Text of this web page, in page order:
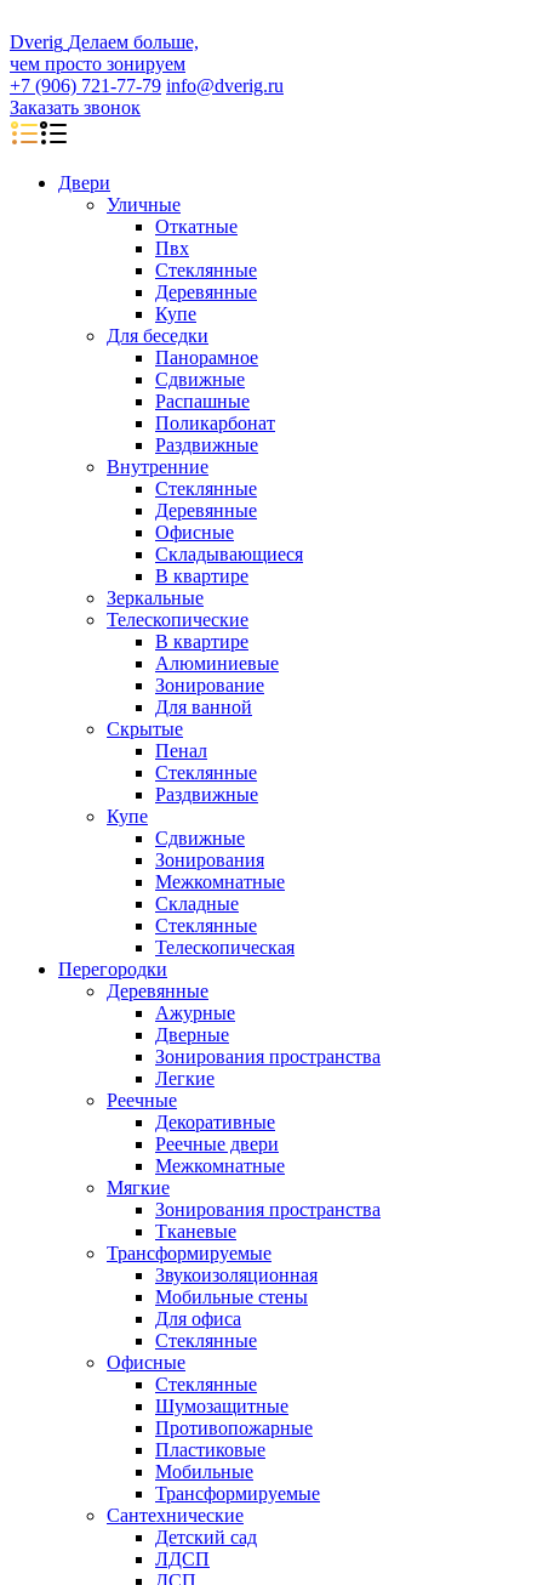
Dverig Делаем больше,
чем просто зонируем
+7 (906) 721-77-79 info@dverig.ru
Заказать звонок
Двери
Уличные
Откатные
Пвх
Стеклянные
Деревянные
Купе
Для беседки
Панорамное
Сдвижные
Распашные
Поликарбонат
Раздвижные
Внутренние
Стеклянные
Деревянные
Офисные
Складывающиеся
В квартире
Зеркальные
Телескопические
В квартире
Алюминиевые
Зонирование
Для ванной
Скрытые
Пенал
Стеклянные
Раздвижные
Купе
Сдвижные
Зонирования
Межкомнатные
Складные
Стеклянные
Телескопическая
Перегородки
Деревянные
Ажурные
Дверные
Зонирования пространства
Легкие
Реечные
Декоративные
Реечные двери
Межкомнатные
Мягкие
Зонирования пространства
Тканевые
Трансформируемые
Звукоизоляционная
Мобильные стены
Для офиса
Стеклянные
Офисные
Стеклянные
Шумозащитные
Противопожарные
Пластиковые
Мобильные
Трансформируемые
Сантехнические
Детский сад
ЛДСП
ДСП